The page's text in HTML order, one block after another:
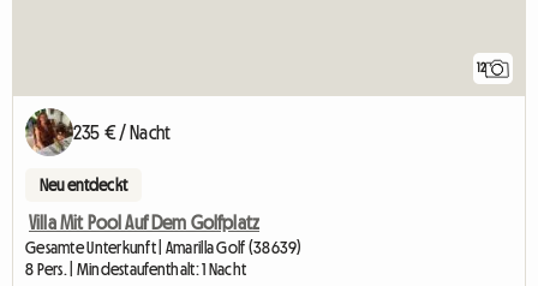
12
235 € / Nacht
Neu entdeckt
Villa Mit Pool Auf Dem Golfplatz
Gesamte Unterkunft | Amarilla Golf (38639)
8 Pers. | Mindestaufenthalt: 1 Nacht